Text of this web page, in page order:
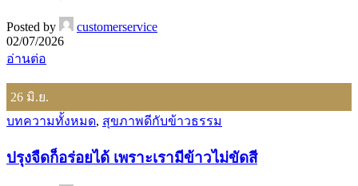
Posted by
customerservice
02/07/2026
อ่านต่อ
26 มิ.ย.
บทความทั้งหมด, สุขภาพดีกับข้าวธรรม
ปรุงจืดก็อร่อยได้ เพราะเรามีข้าวไม่ขัดสี